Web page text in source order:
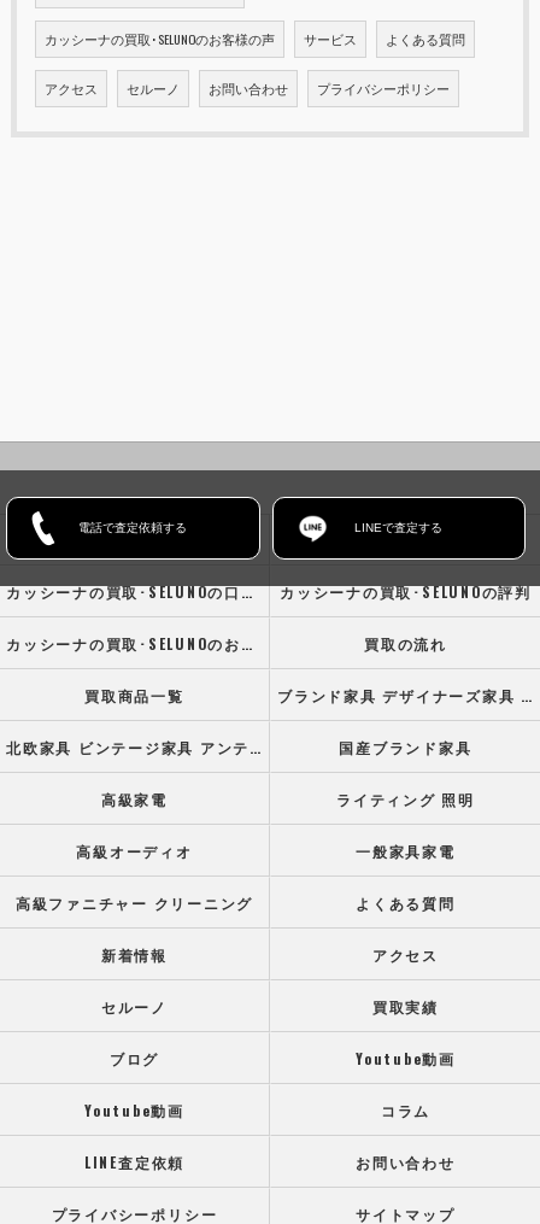
カッシーナの買取･SELUNOのお客様の声 サービス よくある質問
アクセス セルーノ お問い合わせ プライバシーポリシー
電話で査定依頼する LINEで査定する
ホーム コンセプト
カッシーナの買取･SELUNOの口コミ情報 カッシーナの買取･SELUNOの評判
カッシーナの買取･SELUNOのお客様の声 買取の流れ
買取商品一覧 ブランド家具 デザイナーズ家具 高級オフィス家具
北欧家具 ビンテージ家具 アンティーク家具 国産ブランド家具
高級家電 ライティング 照明
高級オーディオ 一般家具家電
高級ファニチャー クリーニング よくある質問
新着情報 アクセス
セルーノ 買取実績
ブログ Youtube動画
Youtube動画 コラム
LINE査定依頼 お問い合わせ
プライバシーポリシー サイトマップ